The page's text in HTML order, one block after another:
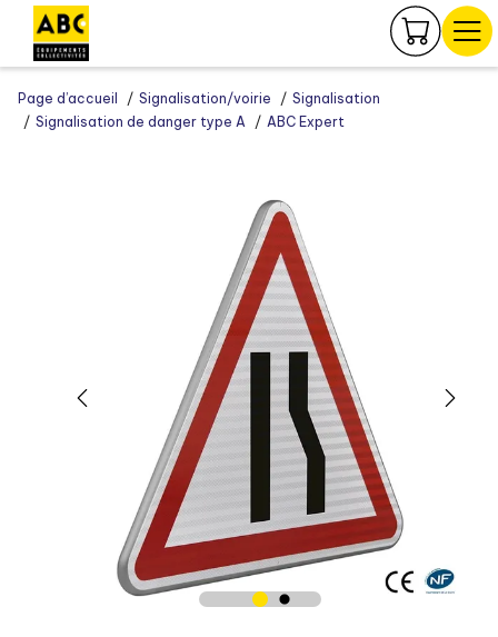
Page d’accueil Signalisation/voirie
Signalisation
Signalisation de danger type A
ABC Expert
Panneau de gestion des cookies